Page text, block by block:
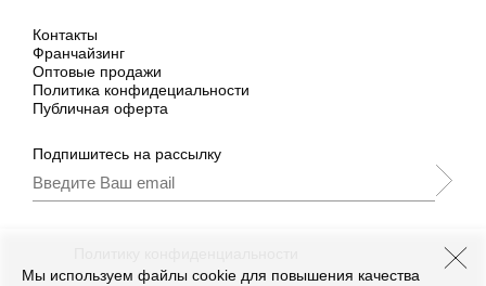
Контакты
Франчайзинг
Оптовые продажи
Политика конфидециальности
Публичная оферта
Подпишитесь на рассылку
промоакции.
Мы используем файлы cookie для повышения качества